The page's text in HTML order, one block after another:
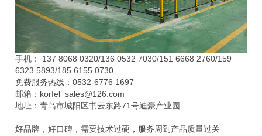
手机： 137 8068 0320/136 0532 7030/151 6668 2760/159
6323 5893/185 6155 0730
免费服务热线：0532-6776 1697
邮箱：korfel_sales@126.com
地址：青岛市城阳区书云东路71号迪豪产业园
好品牌，好口碑，需要技术过硬，服务周到产品质量过关